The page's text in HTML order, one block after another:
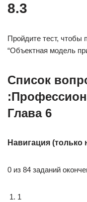
8.3
Пройдите тест, чтобы
“Объектная модель
Список
Глава 6
Навигация (только
0 из 84 заданий
1